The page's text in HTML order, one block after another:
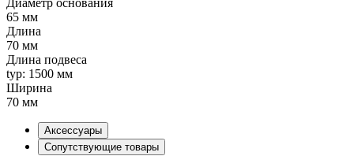
65 мм
Длина
70 мм
Длина подвеса
typ: 1500 мм
Ширина
70 мм
Аксессуары
Сопутствующие товары